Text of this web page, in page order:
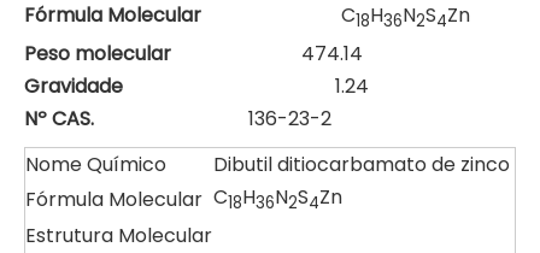
Fórmula Molecular
C18H36N2S4Zn
Peso molecular 474.14
Gravidade 1.24
Nº CAS.
136-23-2
Nome Químico
Dibutil ditiocarbamato de zinco
Fórmula Molecular C18H36N2S4Zn
Estrutura Molecular